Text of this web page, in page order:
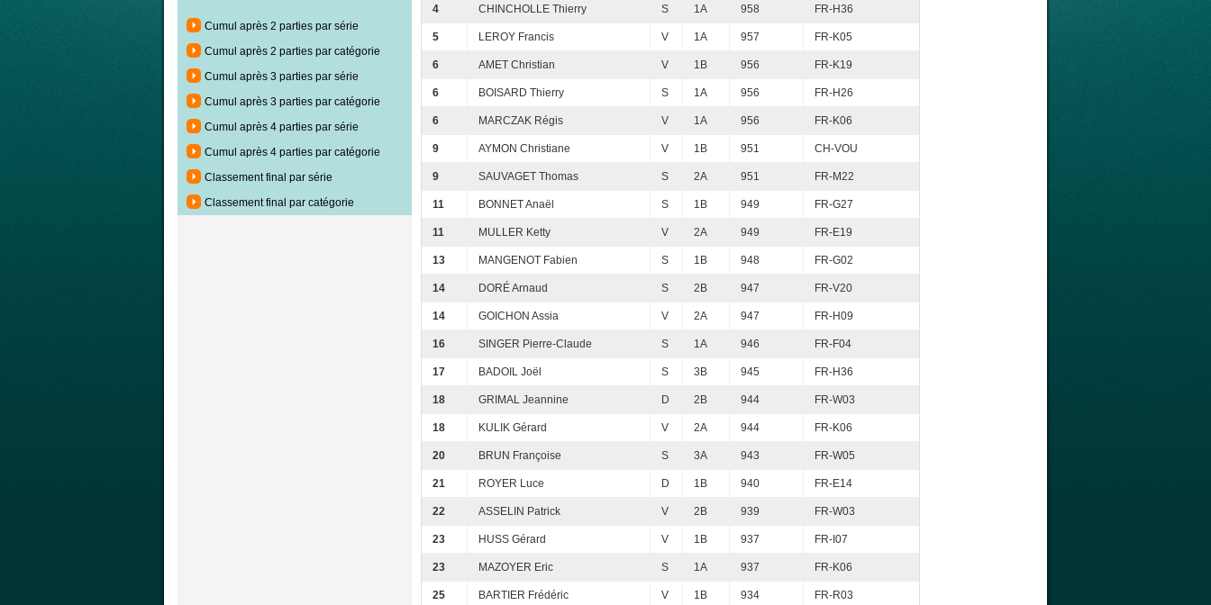
Cumul après 2 parties par série
Cumul après 2 parties par catégorie
Cumul après 3 parties par série
Cumul après 3 parties par catégorie
Cumul après 4 parties par série
Cumul après 4 parties par catégorie
Classement final par série
Classement final par catégorie
4 CHINCHOLLE Thierry S 1A 958 FR-H36
5 LEROY Francis V 1A 957 FR-K05
6 AMET Christian V 1B 956 FR-K19
6 BOISARD Thierry S 1A 956 FR-H26
6 MARCZAK Régis V 1A 956 FR-K06
9 AYMON Christiane V 1B 951 CH-VOU
9 SAUVAGET Thomas S 2A 951 FR-M22
11 BONNET Anaël S 1B 949 FR-G27
11 MULLER Ketty V 2A 949 FR-E19
13 MANGENOT Fabien S 1B 948 FR-G02
14 DORÉ Arnaud S 2B 947 FR-V20
14 GOICHON Assia V 2A 947 FR-H09
16 SINGER Pierre-Claude S 1A 946 FR-F04
17 BADOIL Joël S 3B 945 FR-H36
18 GRIMAL Jeannine D 2B 944 FR-W03
18 KULIK Gérard V 2A 944 FR-K06
20 BRUN Françoise S 3A 943 FR-W05
21 ROYER Luce D 1B 940 FR-E14
22 ASSELIN Patrick V 2B 939 FR-W03
23 HUSS Gérard V 1B 937 FR-I07
23 MAZOYER Eric S 1A 937 FR-K06
25 BARTIER Frédéric V 1B 934 FR-R03